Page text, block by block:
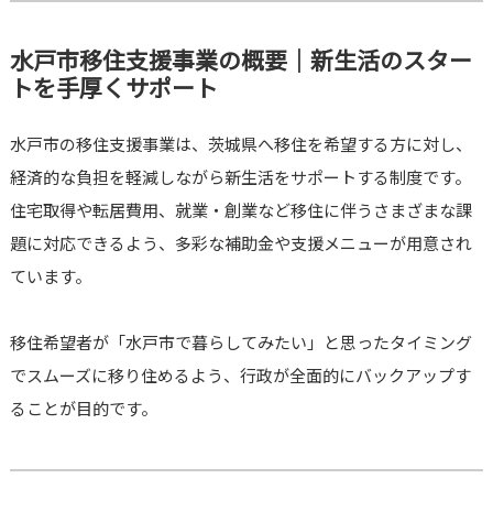
水戸市移住支援事業の概要｜新生活のスター
トを手厚くサポート
水戸市の移住支援事業は、茨城県へ移住を希望する方に対し、
経済的な負担を軽減しながら新生活をサポートする制度です。
住宅取得や転居費用、就業・創業など移住に伴うさまざまな課
題に対応できるよう、多彩な補助金や支援メニューが用意され
ています。
移住希望者が「水戸市で暮らしてみたい」と思ったタイミング
でスムーズに移り住めるよう、行政が全面的にバックアップす
ることが目的です。